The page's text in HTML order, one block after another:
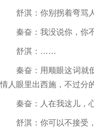
舒淇：你别拐着弯骂人
秦奋：我没说你，你不
舒淇：……
秦奋：用顺眼这词就低
情人眼里出西施，不过分
秦奋：人在我这儿，
舒淇：你可以不接受，